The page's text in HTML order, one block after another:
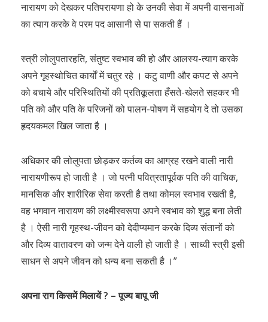
नारायण को देखकर पतिपरायणा हो के उनकी सेवा में अपनी वासनाओं
का त्याग करके वे परम पद आसानी से पा सकती हैं ।
स्त्री लोलुपतारहति, संतुष्ट स्वभाव की हो और आलस्य-त्याग करके
अपने गृहस्थोचित कार्यों में चतुर रहे । कटु वाणी और कपट से अपने
को बचाये और परिस्थितियों की प्रतिकूलता हँसते-खेलते सहकर भी
पति को और पति के परिजनों को पालन-पोषण में सहयोग दे तो उसका
हृदयकमल खिल जाता है ।
अधिकार की लोलुपता छोड़कर कर्तव्य का आग्रह रखने वाली नारी
नारायणीरूप हो जाती है । जो पत्नी पवित्रतापूर्वक पति की वाचिक,
मानसिक और शारीरिक सेवा करती है तथा कोमल स्वभाव रखती है,
वह भगवान नारायण की लक्ष्मीस्वरूपा अपने स्वभाव को शुद्ध बना लेती
है । ऐसी नारी गृहस्थ-जीवन को देदीप्यमान करके दिव्य संतानों को
और दिव्य वातावरण को जन्म देने वाली हो जाती है । साध्वी स्त्री इसी
साधन से अपने जीवन को धन्य बना सकती है ।”
अपना राग किसमें मिलायें ? – पूज्य बापू जी